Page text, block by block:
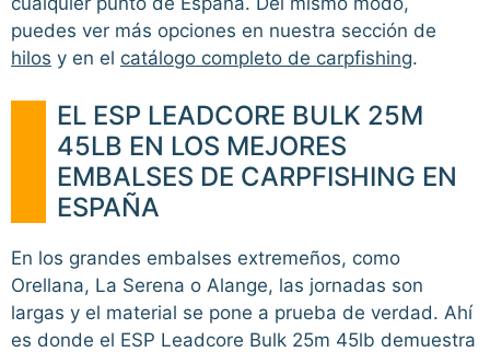
puedes ver más opciones en nuestra sección de
hilos y en el catálogo completo de carpfishing.
EL ESP LEADCORE BULK 25M
45LB EN LOS MEJORES
EMBALSES DE CARPFISHING EN
ESPAÑA
En los grandes embalses extremeños, como
Orellana, La Serena o Alange, las jornadas son
largas y el material se pone a prueba de verdad. Ahí
es donde el ESP Leadcore Bulk 25m 45lb demuestra